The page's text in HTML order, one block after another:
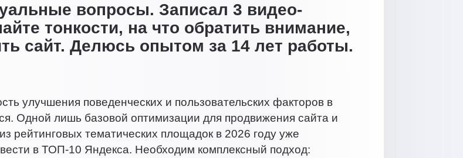
вопросы. Записал 3 видео-
тонкости, на что обратить внимание,
сайт. Делюсь опытом за 14 лет работы.
улучшения поведенческих и пользовательских факторов в
Одной лишь базовой оптимизации для продвижения сайта и
рейтинговых тематических площадок в 2026 году уже
в ТОП-10 Яндекса. Необходим комплексный подход: